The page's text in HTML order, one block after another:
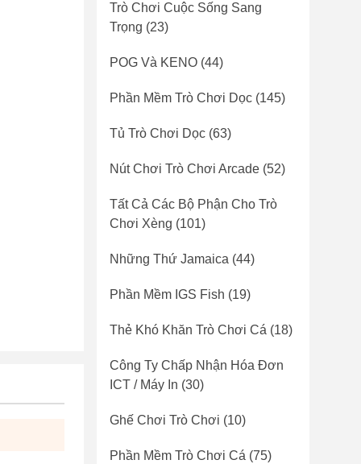
Trò Chơi Cuộc Sống Sang
Trọng (23)
POG Và KENO (44)
Phần Mềm Trò Chơi Dọc (145)
Tủ Trò Chơi Dọc (63)
Nút Chơi Trò Chơi Arcade (52)
Tất Cả Các Bộ Phận Cho Trò
Chơi Xèng (101)
Những Thứ Jamaica (44)
Phần Mềm IGS Fish (19)
Thẻ Khó Khăn Trò Chơi Cá (18)
Công Ty Chấp Nhận Hóa Đơn
ICT / Máy In (30)
Ghế Chơi Trò Chơi (10)
Phần Mềm Trò Chơi Cá (75)